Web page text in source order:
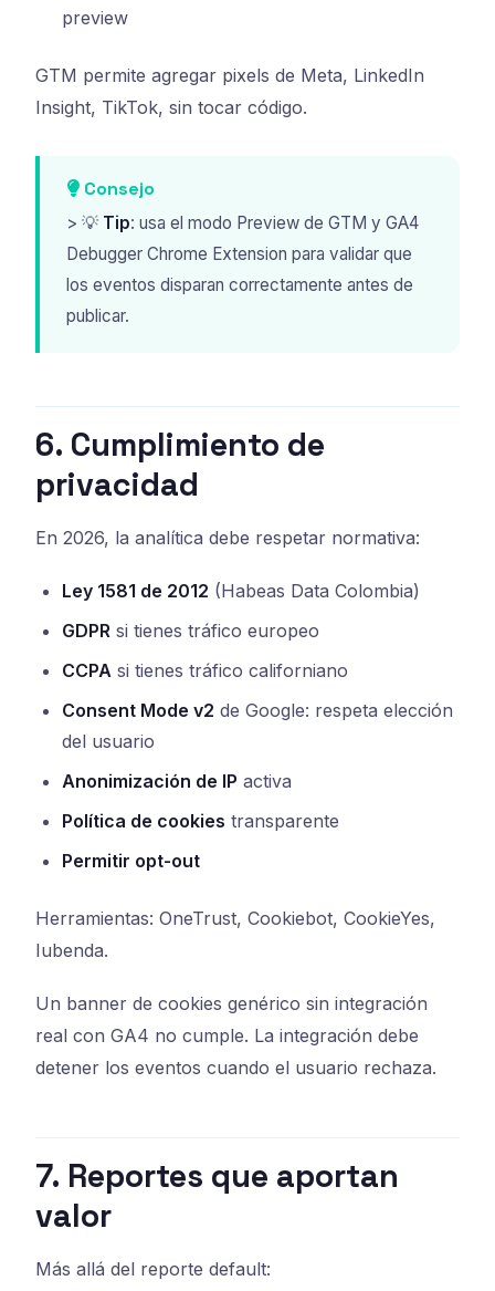
preview
GTM permite agregar pixels de Meta, LinkedIn
Insight, TikTok, sin tocar código.
Consejo
> 💡 Tip: usa el modo Preview de GTM y GA4
Debugger Chrome Extension para validar que
los eventos disparan correctamente antes de
publicar.
6. Cumplimiento de
privacidad
En 2026, la analítica debe respetar normativa:
Ley 1581 de 2012 (Habeas Data Colombia)
GDPR si tienes tráfico europeo
CCPA si tienes tráfico californiano
Consent Mode v2 de Google: respeta elección
del usuario
Anonimización de IP activa
Política de cookies transparente
Permitir opt-out
Herramientas: OneTrust, Cookiebot, CookieYes,
Iubenda.
Un banner de cookies genérico sin integración
real con GA4 no cumple. La integración debe
detener los eventos cuando el usuario rechaza.
7. Reportes que aportan
valor
Más allá del reporte default: